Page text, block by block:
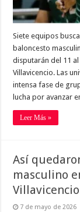
Siete equipos
baloncesto
disputarán del 11
Villavicencio. Las
intensa fase de
lucha por avanzar
Leer Más »
Así
masculino
Villavicencio
7 de mayo de 2026